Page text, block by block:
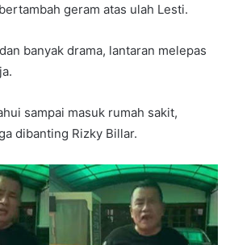
geram atas ulah Lesti.
banyak drama, lantaran melepas
sampai masuk rumah sakit,
dibanting Rizky Billar.